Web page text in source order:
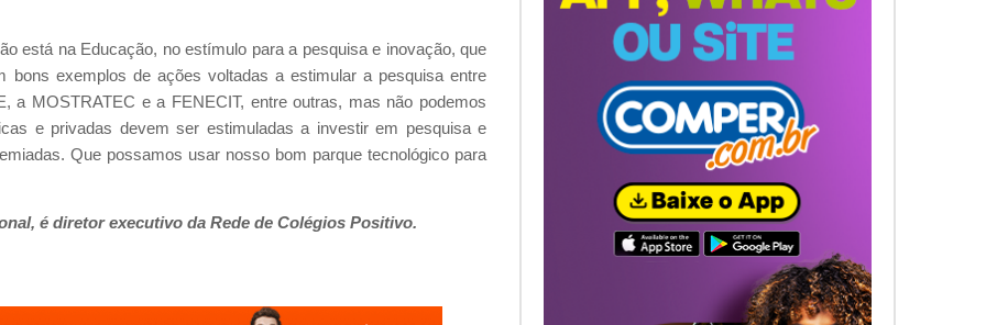
está na Educação, no estímulo para a pesquisa e inovação, que
exemplos de ações voltadas a estimular a pesquisa entre
a MOSTRATEC e a FENECIT, entre outras, mas não podemos
e privadas devem ser estimuladas a investir em pesquisa e
Que possamos usar nosso bom parque tecnológico para
é diretor executivo da Rede de Colégios Positivo.